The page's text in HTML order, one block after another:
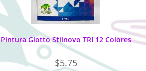
Pintura Giotto Stilnovo TRI 12 Colores
$5.75